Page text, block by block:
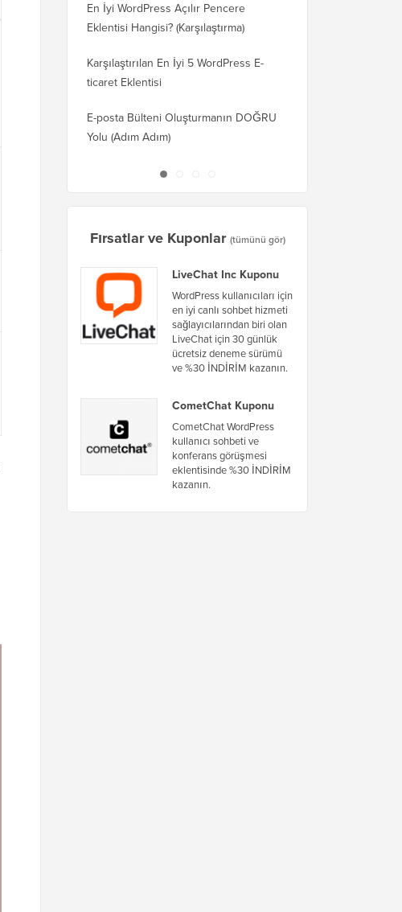
En İyi WordPress Açılır Pencere
Eklentisi Hangisi? (Karşılaştırma)
Karşılaştırılan En İyi 5 WordPress E-
ticaret Eklentisi
E-posta Bülteni Oluşturmanın DOĞRU
Yolu (Adım Adım)
Fırsatlar ve Kuponlar (tümünü gör)
LiveChat Inc Kuponu
WordPress kullanıcıları için
en iyi canlı sohbet hizmeti
sağlayıcılarından biri olan
LiveChat için 30 günlük
ücretsiz deneme sürümü
ve %30 İNDİRİM kazanın.
CometChat Kuponu
CometChat WordPress
kullanıcı sohbeti ve
konferans görüşmesi
eklentisinde %30 İNDİRİM
kazanın.